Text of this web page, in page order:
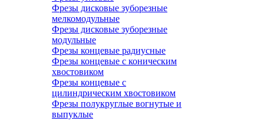
Фрезы дисковые зуборезные
мелкомодульные
Фрезы дисковые зуборезные
модульные
Фрезы концевые радиусные
Фрезы концевые с коническим
хвостовиком
Фрезы концевые с
цилиндрическим хвостовиком
Фрезы полукруглые вогнутые и
выпуклые